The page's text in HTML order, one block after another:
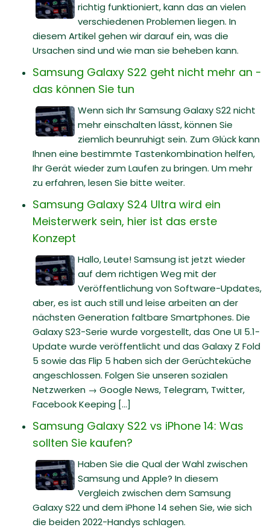
richtig funktioniert, kann das an vielen
verschiedenen Problemen liegen. In
diesem Artikel gehen wir darauf ein, was die
Ursachen sind und wie man sie beheben kann.
Samsung Galaxy S22 geht nicht mehr an -
das können Sie tun
Wenn sich Ihr Samsung Galaxy S22 nicht
mehr einschalten lässt, können Sie
ziemlich beunruhigt sein. Zum Glück kann
Ihnen eine bestimmte Tastenkombination helfen,
Ihr Gerät wieder zum Laufen zu bringen. Um mehr
zu erfahren, lesen Sie bitte weiter.
Samsung Galaxy S24 Ultra wird ein
Meisterwerk sein, hier ist das erste
Konzept
Hallo, Leute! Samsung ist jetzt wieder
auf dem richtigen Weg mit der
Veröffentlichung von Software-Updates,
aber, es ist auch still und leise arbeiten an der
nächsten Generation faltbare Smartphones. Die
Galaxy S23-Serie wurde vorgestellt, das One UI 5.1-
Update wurde veröffentlicht und das Galaxy Z Fold
5 sowie das Flip 5 haben sich der Gerüchteküche
angeschlossen. Folgen Sie unseren sozialen
Netzwerken → Google News, Telegram, Twitter,
Facebook Keeping [...]
Samsung Galaxy S22 vs iPhone 14: Was
sollten Sie kaufen?
Haben Sie die Qual der Wahl zwischen
Samsung und Apple? In diesem
Vergleich zwischen dem Samsung
Galaxy S22 und dem iPhone 14 sehen Sie, wie sich
die beiden 2022-Handys schlagen.